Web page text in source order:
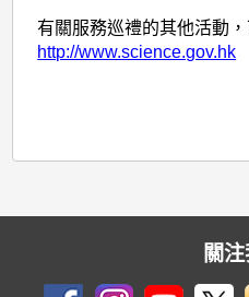
有關服務巡禮的其他活動
http://www.science.gov.hk
關